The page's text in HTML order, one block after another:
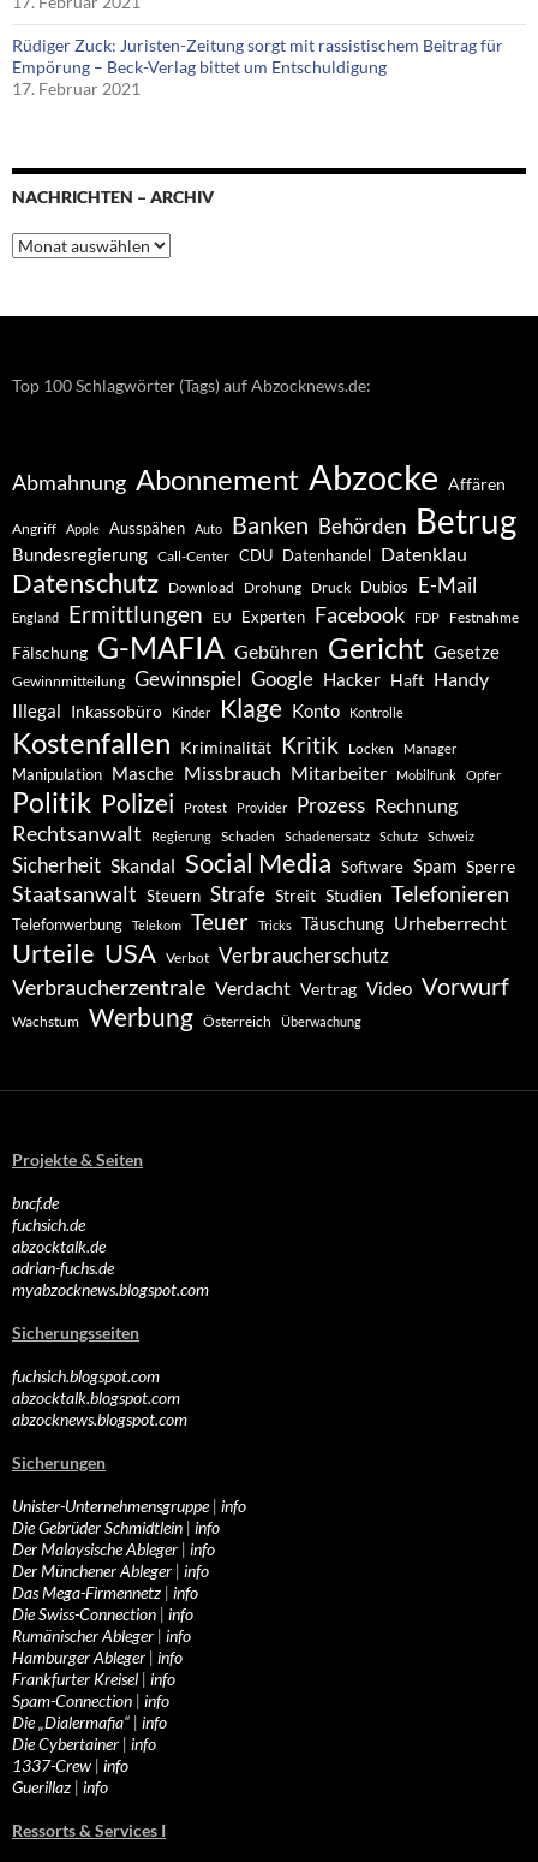
Rüdiger Zuck: Juristen-Zeitung sorgt mit rassistischem Beitrag für
Empörung – Beck-Verlag bittet um Entschuldigung
17. Februar 2021
NACHRICHTEN – ARCHIV
Nachrichten
–
Top 100 Schlagwörter (Tags) auf Abzocknews.de:
Abmahnung Abonnement Abzocke Affären
Angriff Apple Ausspähen Auto Banken Behörden Betrug
Bundesregierung Call-Center CDU Datenhandel Datenklau
Datenschutz Download Drohung Druck Dubios E-Mail
England Ermittlungen EU Experten Facebook FDP Festnahme
Fälschung G-MAFIA Gebühren Gericht Gesetze
Gewinnmitteilung Gewinnspiel Google Hacker Haft Handy
Illegal Inkassobüro Kinder Klage Konto Kontrolle
Kostenfallen Kriminalität Kritik Locken Manager
Manipulation Masche Missbrauch Mitarbeiter Mobilfunk Opfer
Politik Polizei Protest Provider Prozess Rechnung
Rechtsanwalt Regierung Schaden Schadenersatz Schutz Schweiz
Sicherheit Skandal Social Media Software Spam Sperre
Staatsanwalt Steuern Strafe Streit Studien Telefonieren
Telefonwerbung Telekom Teuer Tricks Täuschung Urheberrecht
Urteile USA Verbot Verbraucherschutz
Verbraucherzentrale Verdacht Vertrag Video Vorwurf
Wachstum Werbung Österreich Überwachung
Projekte & Seiten
bncf.de
fuchsich.de
abzocktalk.de
adrian-fuchs.de
myabzocknews.blogspot.com
Sicherungsseiten
fuchsich.blogspot.com
abzocktalk.blogspot.com
abzocknews.blogspot.com
Sicherungen
Unister-Unternehmensgruppe| info
Die Gebrüder Schmidtlein | info
Der Malaysische Ableger | info
Der Münchener Ableger | info
Das Mega-Firmennetz | info
Die Swiss-Connection | info
Rumänischer Ableger | info
Hamburger Ableger | info
Frankfurter Kreisel | info
Spam-Connection | info
Die „Dialermafia“ | info
Die Cybertainer | info
1337-Crew | info
Guerillaz | info
Ressorts & Services I